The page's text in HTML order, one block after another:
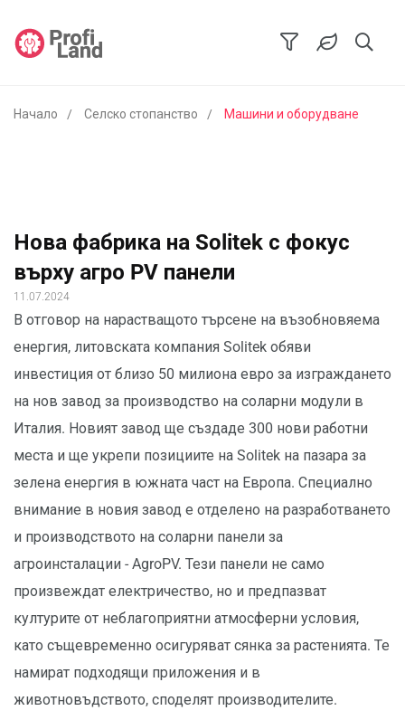
Начало Селско стопанство Машини и оборудване
Нова фабрика на Solitek с фокус
върхy агро PV панели
11.07.2024
В отговор на нарастващото търсене на възобновяема
енергия, литовската компания Solitek обяви
инвестиция от близо 50 милиона евро за изграждането
на нов завод за производство на соларни модули в
Италия. Новият завод ще създаде 300 нови работни
места и ще укрепи позициите на Solitek на пазара за
зелена енергия в южната част на Европа. Специално
внимание в новия завод е отделено на разработването
и производството на соларни панели за
агроинсталации - AgroPV. Тези панели не само
произвеждат електричество, но и предпазват
културите от неблагоприятни атмосферни условия,
като същевременно осигуряват сянка за растенията. Те
намират подходящи приложения и в
животновъдството, споделят производителите.